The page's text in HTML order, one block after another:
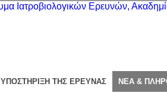
ΥΠΟΣΤΗΡΙΞΗ ΤΗΣ ΕΡΕΥΝΑΣ ΝΕΑ &